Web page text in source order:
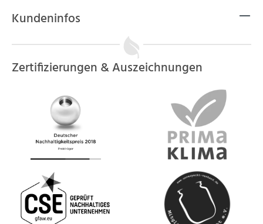
Kundeninfos
Zertifizierungen & Auszeichnungen